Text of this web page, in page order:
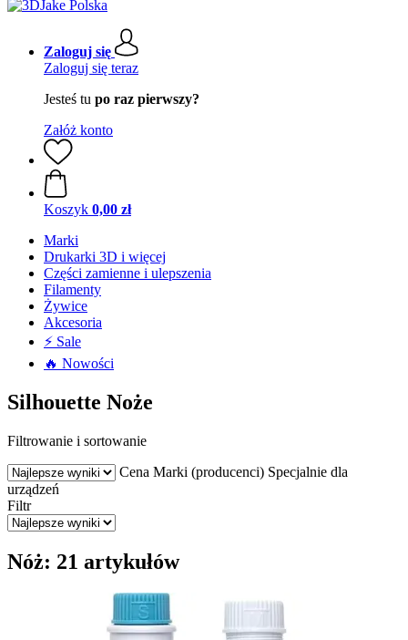
Zaloguj się
Zaloguj się teraz
Jesteś tu po raz pierwszy?
Załóż konto
Koszyk 0,00 zł
Marki
Drukarki 3D i więcej
Części zamienne i ulepszenia
Filamenty
Żywice
Akcesoria
⚡ Sale
🔥 Nowości
Silhouette Noże
Filtrowanie i sortowanie
Cena Marki (producenci) Specjalnie dla
urządzeń
Filtr
Nóż: 21 artykułów